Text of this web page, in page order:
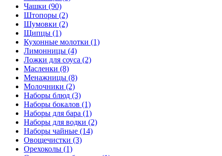
Чашки (90)
Штопоры (2)
Шумовки (2)
Щипцы (1)
Кухонные молотки (1)
Лимонницы (4)
Ложки для соуса (2)
Масленки (8)
Менажницы (8)
Молочники (2)
Наборы блюд (3)
Наборы бокалов (1)
Наборы для бара (1)
Наборы для водки (2)
Наборы чайные (14)
Овощечистки (3)
Орехоколы (1)